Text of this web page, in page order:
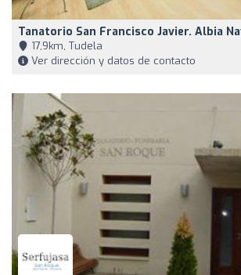
Tanatorio San Francisco Javier. Albia
17,9km, Tudela
Ver dirección y datos de contacto